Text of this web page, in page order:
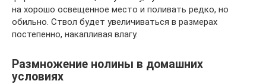
на хорошо освещенное место и поливать редко, но
обильно. Ствол будет увеличиваться в размерах
постепенно, накапливая влагу.
Размножение нолины в домашних
условиях